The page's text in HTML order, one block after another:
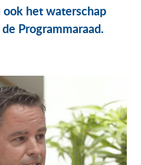
het waterschap
Programmaraad.